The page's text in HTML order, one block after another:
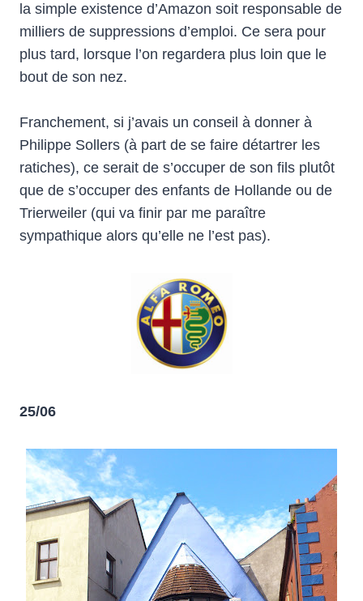
la simple existence d’Amazon soit responsable de
milliers de suppressions d’emploi. Ce sera pour
plus tard, lorsque l’on regardera plus loin que le
bout de son nez.
Franchement, si j’avais un conseil à donner à
Philippe Sollers (à part de se faire détartrer les
ratiches), ce serait de s’occuper de son fils plutôt
que de s’occuper des enfants de Hollande ou de
Trierweiler (qui va finir par me paraître
sympathique alors qu’elle ne l’est pas).
25/06